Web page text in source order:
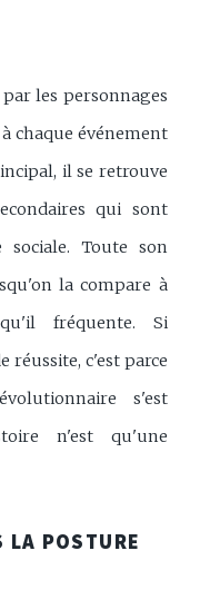
les personnages
chaque événement
il se retrouve
qui sont
Toute son
la compare à
fréquente. Si
réussite, c'est parce
s'est
n'est qu'une
LA POSTURE